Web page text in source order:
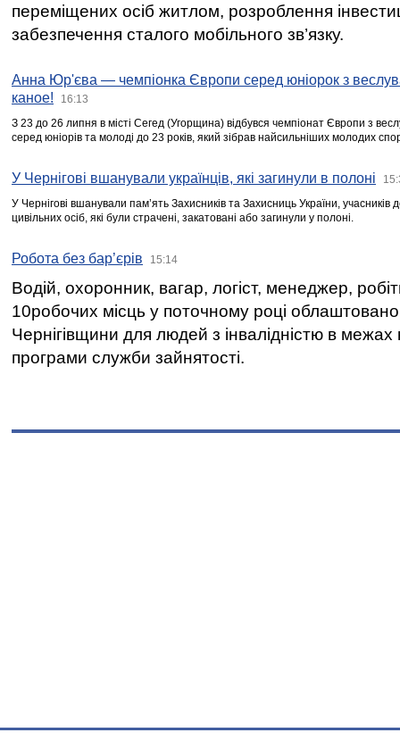
переміщених осіб житлом, розроблення
забезпечення сталого мобільного зв’язку.
Анна Юр'єва — чемпіонка Європи серед юніорок з
каное!
16:13
З 23 до 26 липня в місті Сегед (Угорщина) відбувся чемпіонат Європи з
серед юніорів та молоді до 23 років, який зібрав найсильніших молодих
У Чернігові вшанували українців, які загинули в полоні
У Чернігові вшанували пам’ять Захисників та Захисниць України,
цивільних осіб, які були страчені, закатовані або загинули у полоні.
Робота без бар’єрів 15:14
Водій, охоронник, вагар, логіст, менеджер,
10робочих місць у поточному році
Чернігівщини для людей з інвалідністю в межах
програми служби зайнятості.